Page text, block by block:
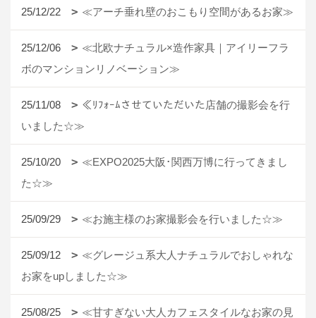
25/12/22 ≪アーチ垂れ壁のおこもり空間があるお家≫
25/12/06
≪北欧ナチュラル×造作家具｜アイリーフラ
ボのマンションリノベーション≫
25/11/08
≪ﾘﾌｫｰﾑさせていただいた店舗の撮影会を行
いました☆≫
25/10/20
≪EXPO2025大阪･関西万博に行ってきまし
た☆≫
25/09/29 ≪お施主様のお家撮影会を行いました☆≫
25/09/12
≪グレージュ系大人ナチュラルでおしゃれな
お家をupしました☆≫
25/08/25
≪甘すぎない大人カフェスタイルなお家の見